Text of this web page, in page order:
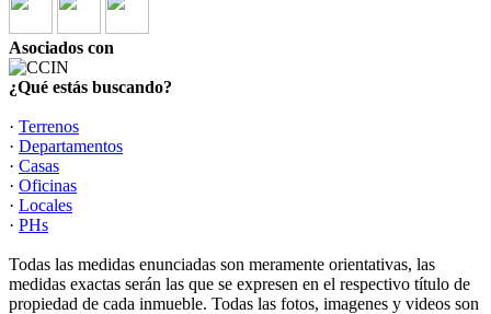
Asociados con
¿Qué estás buscando?
· Terrenos
· Departamentos
· Casas
· Oficinas
· Locales
· PHs
Todas las medidas enunciadas son meramente orientativas, las
medidas exactas serán las que se expresen en el respectivo título de
propiedad de cada inmueble. Todas las fotos, imagenes y videos son